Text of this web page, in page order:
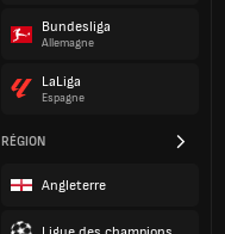
Bundesliga
Allemagne
LaLiga
Espagne
RÉGION
Angleterre